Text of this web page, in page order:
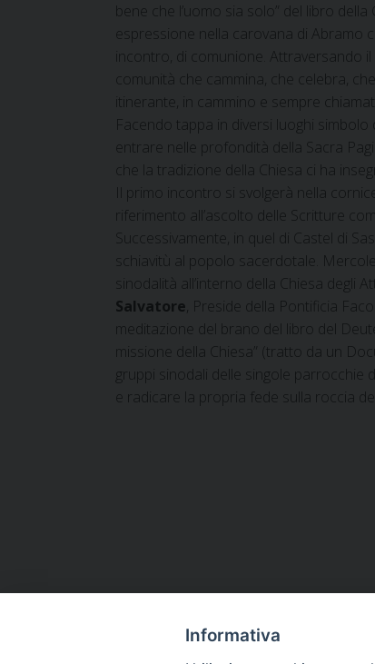
bene che l’uomo sia solo” del libro
espressione nella carovana di Abramo
incontro, di comunione. Attraversando
comunità che cammina, che celebra,
itinerante, in cammino e sempre
Facendo tappa in diversi luoghi
entrare nelle profondità della Sacra
che la tradizione della Chiesa ci ha
Il primo incontro si svolgerà nella
riferimento all’ascolto delle Scritture
Successivamente, in quel di Castel di
schiavitù al popolo sacerdotale.
sinodalità all’interno della Chiesa
Salvatore , Preside della Pontificia
meditazione del brano del libro del
missione della Chiesa” (tratto da un
gruppi sinodali delle singole parrocchie
e radicare la propria fede sulla roccia
Informativa